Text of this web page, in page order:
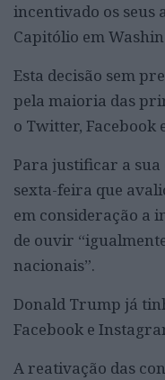
incentivado os seus
Capitólio em
Esta decisão sem
pela maioria das
o Twitter, Facebook
Para justificar a sua
sexta-feira que
em consideração a
de ouvir
nacionais”.
Donald Trump já
Facebook e
A reativação das